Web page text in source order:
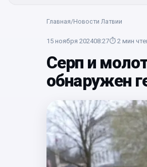
Главная/Новости Латвии
15 ноября 202408:27⏱ 2 мин
Серп и
обнаружен